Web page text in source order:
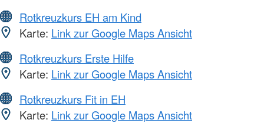
Rotkreuzkurs EH am Kind
Karte: Link zur Google Maps Ansicht
Rotkreuzkurs Erste Hilfe
Karte: Link zur Google Maps Ansicht
Rotkreuzkurs Fit in EH
Karte: Link zur Google Maps Ansicht